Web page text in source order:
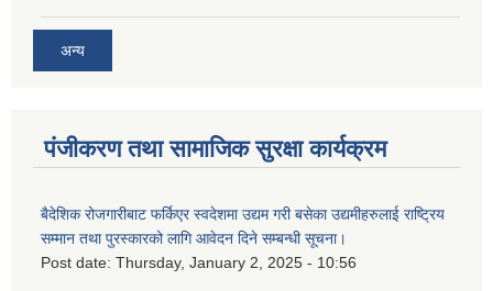
अन्य
पंजीकरण तथा सामाजिक सुरक्षा कार्यक्रम
बैदेशिक रोजगारीबाट फर्किएर स्वदेशमा उद्यम गरी बसेका उद्यमीहरुलाई राष्‍ट्रिय
सम्मान तथा पुरस्कारको लागि आवेदन दिने सम्बन्धी सूचना।
Post date: Thursday, January 2, 2025 - 10:56